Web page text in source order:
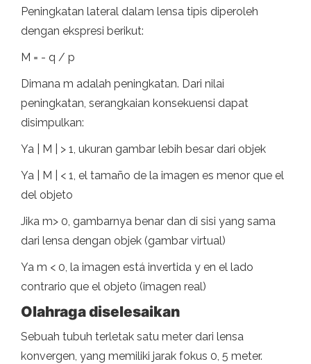
Peningkatan lateral dalam lensa tipis diperoleh
dengan ekspresi berikut:
M = - q / p
Dimana m adalah peningkatan. Dari nilai
peningkatan, serangkaian konsekuensi dapat
disimpulkan:
Ya | M | > 1, ukuran gambar lebih besar dari objek
Ya | M | < 1, el tamaño de la imagen es menor que el
del objeto
Jika m> 0, gambarnya benar dan di sisi yang sama
dari lensa dengan objek (gambar virtual)
Ya m < 0, la imagen está invertida y en el lado
contrario que el objeto (imagen real)
Olahraga diselesaikan
Sebuah tubuh terletak satu meter dari lensa
konvergen, yang memiliki jarak fokus 0, 5 meter.